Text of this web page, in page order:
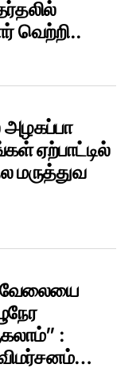
வெற்றி..
அழகப்பா
ஏற்பாட்டில்
மருத்துவ
வேலையை
: